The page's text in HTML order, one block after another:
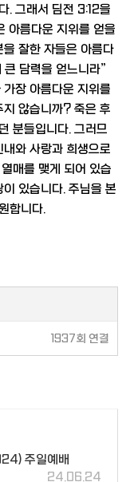
. 그래서 딤전 3:12을
아름다운 지위를 얻을
잘한 자들은 아름다
담력을 얻느니라”
장 아름다운 지위를
지 않습니까? 죽은 후
분들입니다. 그러므
와 사랑과 희생으로
매를 맺게 되어 있습
있습니다. 주님을 본
합니다.
1937회 연결
주일예배
24.06.24